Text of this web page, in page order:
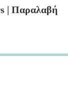
| Παραλαβή